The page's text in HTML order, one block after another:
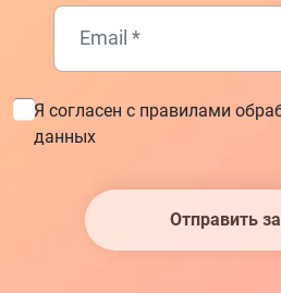
Я согласен с правилами
данных
Отправить